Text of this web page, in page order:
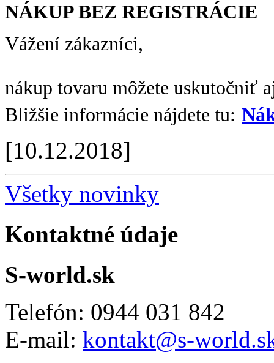
NÁKUP BEZ REGISTRÁCIE
Vážení zákazníci,
nákup tovaru môžete uskutočniť
Bližšie informácie nájdete tu:
[10.12.2018]
Všetky novinky
Kontaktné údaje
S-world.sk
Telefón: 0944 031 842
E-mail: kontakt@s-